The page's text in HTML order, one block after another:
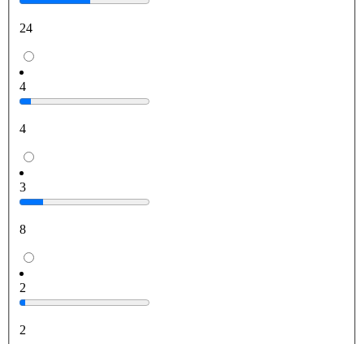
24
4
4
3
8
2
2